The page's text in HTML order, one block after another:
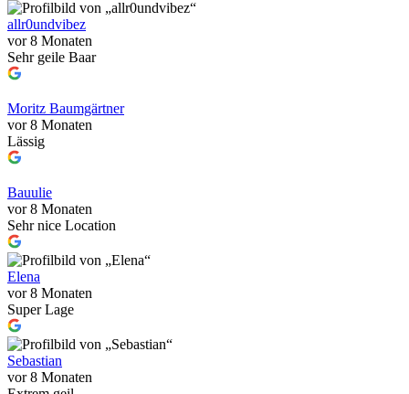
allr0undvibez
vor 8 Monaten
Sehr geile Baar
Moritz Baumgärtner
vor 8 Monaten
Lässig
Bauulie
vor 8 Monaten
Sehr nice Location
Elena
vor 8 Monaten
Super Lage
Sebastian
vor 8 Monaten